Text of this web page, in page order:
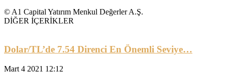
© A1 Capital Yatırım Menkul Değerler A.Ş.
DİĞER İÇERİKLER
Dolar/TL’de 7.54 Direnci En Önemli Seviye…
Mart 4 2021 12:12